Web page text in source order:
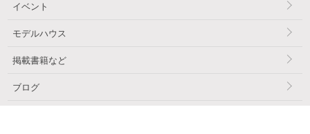
イベント
モデルハウス
掲載書籍など
ブログ